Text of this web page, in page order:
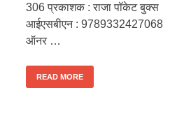
306 प्रकाशक : राजा पॉकेट बुक्स
आईएसबीएन : 9789332427068
ऑनर …
READ MORE